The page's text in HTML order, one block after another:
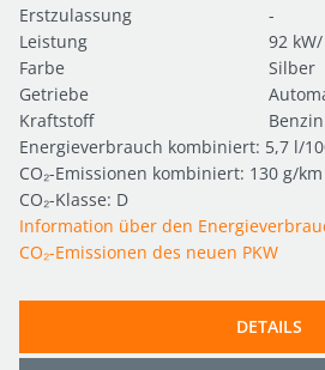
Erstzulassung
-
Leistung
92 kW/
Farbe
Silber
Getriebe
Kraftstoff
Benzin
Energieverbrauch kombiniert: 5,7 l/
CO₂-Emissionen kombiniert: 130 g/km
CO₂-Klasse: D
Information über den
CO₂-Emissionen des neuen PKW
DETAILS